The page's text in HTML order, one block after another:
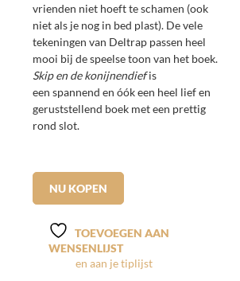
vrienden niet hoeft te schamen (ook
niet als je nog in bed plast). De vele
tekeningen van Deltrap passen heel
mooi bij de speelse toon van het boek.
Skip en de konijnendiefis
een spannend en óók een heel lief en
geruststellend boek met een prettig
rond slot.
NU KOPEN
TOEVOEGEN AAN
WENSENLIJST